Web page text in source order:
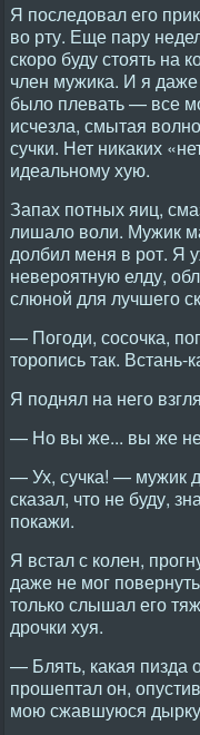
Я последовал его
во рту. Еще пару
скоро буду стоять на
член мужика. И я
было плевать — все
исчезла, смытая
сучки. Нет никаких
идеальному хую.
Запах потных яиц,
лишало воли. Мужик
долбил меня в рот. Я
невероятную елду,
слюной для лучшего
— Погоди, сосочка,
торопись так. Встань-
Я поднял на него
— Но вы же... вы же не
— Ух, сучка! — мужик
сказал, что не буду,
покажи.
Я встал с колен,
даже не мог
только слышал его
дрочки хуя.
— Блять, какая пизда
прошептал он,
мою сжавшуюся